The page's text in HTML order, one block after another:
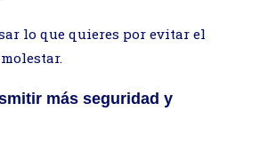
lo que quieres por evitar el
más seguridad y